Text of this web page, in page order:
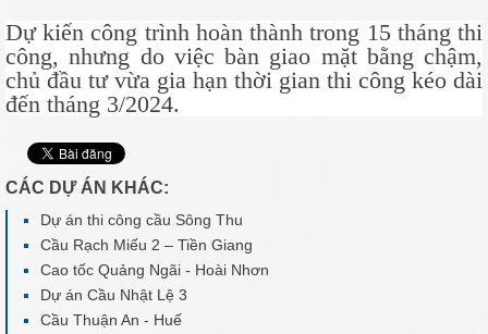
Dự kiến công trình hoàn thành trong 15 tháng thi
công, nhưng do việc bàn giao mặt bằng chậm,
chủ đầu tư vừa gia hạn thời gian thi công kéo dài
đến tháng 3/2024.
CÁC DỰ ÁN KHÁC:
Dự án thi công cầu Sông Thu
Cầu Rạch Miếu 2 – Tiền Giang
Cao tốc Quảng Ngãi - Hoài Nhơn
Dự án Cầu Nhật Lệ 3
Cầu Thuận An - Huế